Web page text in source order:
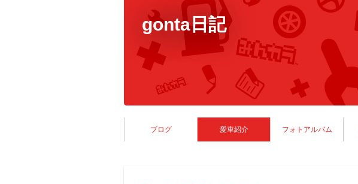
gonta日記
ブログ 愛車紹介 フォトアルバム